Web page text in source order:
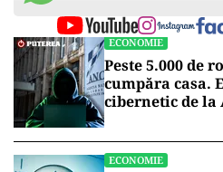
ECONOMIE
Peste 5.000 de
cumpăra casa.
cibernetic de la
ECONOMIE